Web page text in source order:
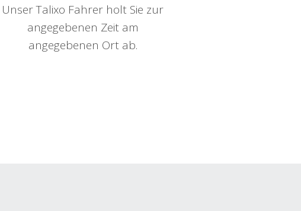
Unser Talixo Fahrer holt Sie zur
angegebenen Zeit am
angegebenen Ort ab.